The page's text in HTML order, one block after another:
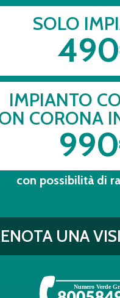
SOLO
IMPIANTO
CORONA
con possibilità di